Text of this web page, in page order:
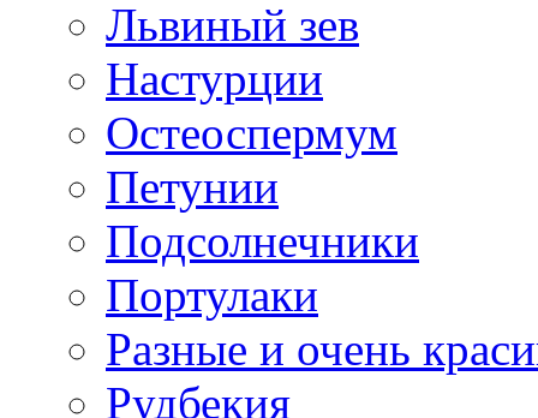
Львиный зев
Настурции
Остеоспермум
Петунии
Подсолнечники
Портулаки
Разные и очень
Рудбекия